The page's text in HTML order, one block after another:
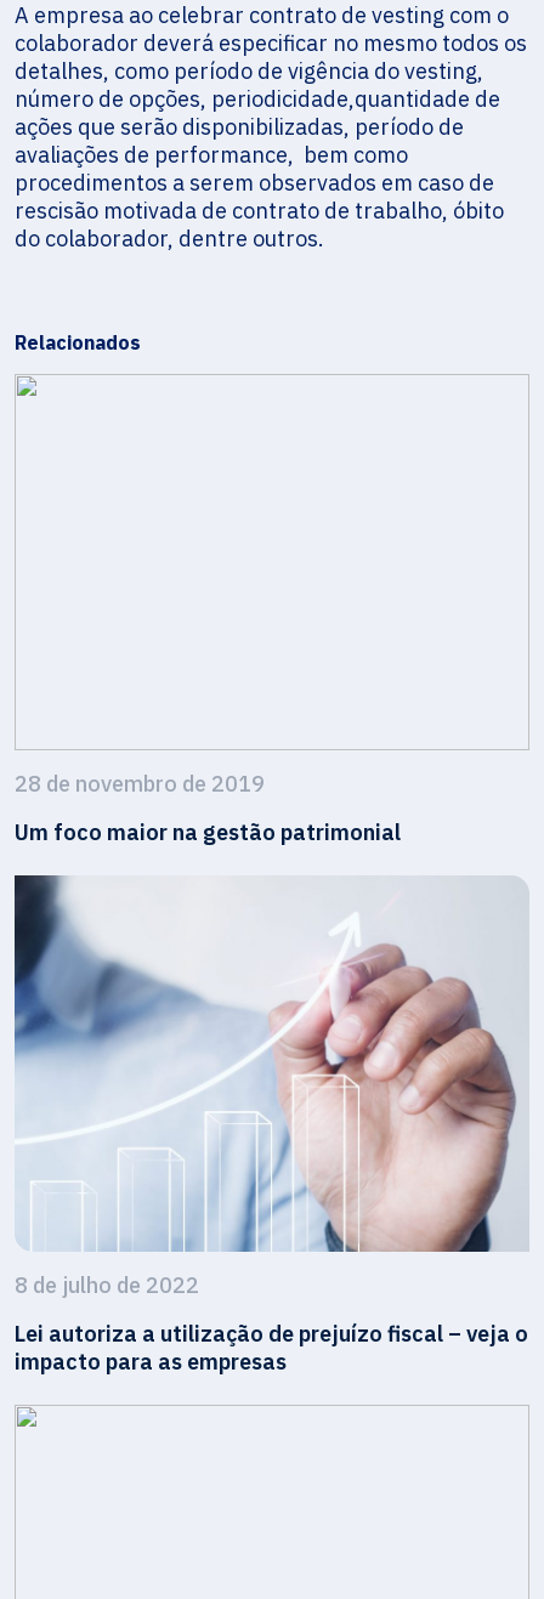
A empresa ao celebrar contrato de vesting com o
colaborador deverá especificar no mesmo todos os
detalhes, como período de vigência do vesting,
número de opções, periodicidade,quantidade de
ações que serão disponibilizadas, período de
avaliações de performance, bem como
procedimentos a serem observados em caso de
rescisão motivada de contrato de trabalho, óbito
do colaborador, dentre outros.
Relacionados
28 de novembro de 2019
Um foco maior na gestão patrimonial
8 de julho de 2022
Lei autoriza a utilização de prejuízo fiscal – veja o
impacto para as empresas